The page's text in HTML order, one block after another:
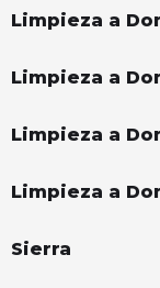
Limpieza a
Limpieza a
Limpieza a
Limpieza a
Sierra